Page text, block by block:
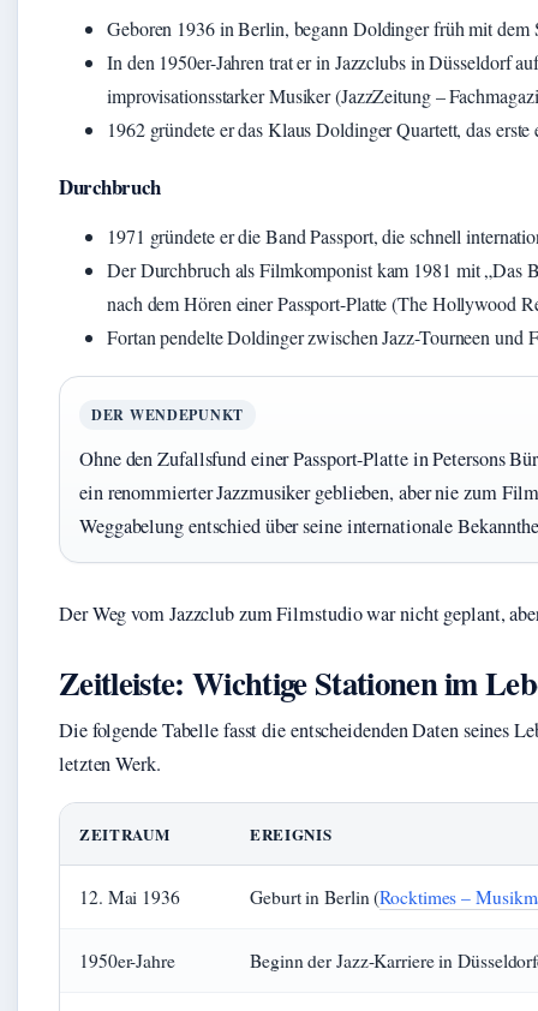
Geboren 1936 in Berlin, begann Doldinger früh mit dem
In den 1950er-Jahren trat er in Jazzclubs in Düsseldorf
improvisationsstarker Musiker (JazzZeitung –
1962 gründete er das Klaus Doldinger Quartett, das erste
Durchbruch
1971 gründete er die Band Passport, die schnell
Der Durchbruch als Filmkomponist kam 1981 mit „Das
nach dem Hören einer Passport-Platte (The Hollywood
Fortan pendelte Doldinger zwischen Jazz-Tourneen und
DER WENDEPUNKT
Ohne den Zufallsfund einer Passport-Platte in Petersons
ein renommierter Jazzmusiker geblieben, aber nie zum
Weggabelung entschied über seine internationale
Der Weg vom Jazzclub zum Filmstudio war nicht geplant,
Zeitleiste: Wichtige Stationen im
Die folgende Tabelle fasst die entscheidenden Daten seines
letzten Werk.
ZEITRAUM EREIGNIS
12. Mai 1936 Geburt in Berlin (Rocktimes –
1950er-Jahre Beginn der Jazz-Karriere in